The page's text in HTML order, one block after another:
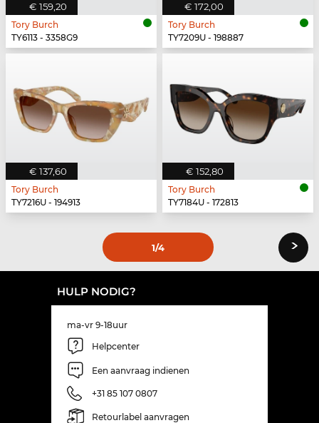
€ 159,20
Tory Burch
TY6113 - 3358G9
€ 172,00
Tory Burch
TY7209U - 198887
€ 137,60
Tory Burch
TY7216U - 194913
€ 152,80
Tory Burch
TY7184U - 172813
1/4 ›
HULP NODIG?
ma-vr 9-18uur
Helpcenter
Een aanvraag indienen
+31 85 107 0807
Retourlabel aanvragen